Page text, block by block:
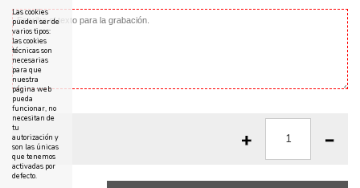
Las cookies
pueden ser de
varios tipos:
las cookies
técnicas son
necesarias
para que
nuestra
página web
pueda
funcionar, no
necesitan de
tu
autorización y
son las únicas
que tenemos
activadas por
defecto.